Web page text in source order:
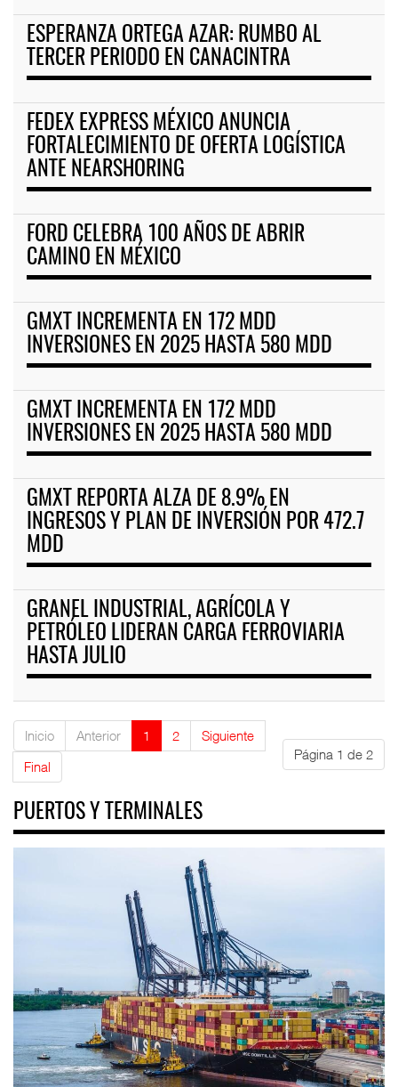
ESPERANZA ORTEGA AZAR: RUMBO AL
TERCER PERIODO EN CANACINTRA
FEDEX EXPRESS MÉXICO ANUNCIA
FORTALECIMIENTO DE OFERTA LOGÍSTICA
ANTE NEARSHORING
FORD CELEBRA 100 AÑOS DE ABRIR
CAMINO EN MÉXICO
GMXT INCREMENTA EN 172 MDD
INVERSIONES EN 2025 HASTA 580 MDD
GMXT INCREMENTA EN 172 MDD
INVERSIONES EN 2025 HASTA 580 MDD
GMXT REPORTA ALZA DE 8.9% EN
INGRESOS Y PLAN DE INVERSIÓN POR 472.7
MDD
GRANEL INDUSTRIAL, AGRÍCOLA Y
PETRÓLEO LIDERAN CARGA FERROVIARIA
HASTA JULIO
Página 1 de 2
Inicio Anterior 1 2
Siguiente
Final
PUERTOS Y TERMINALES